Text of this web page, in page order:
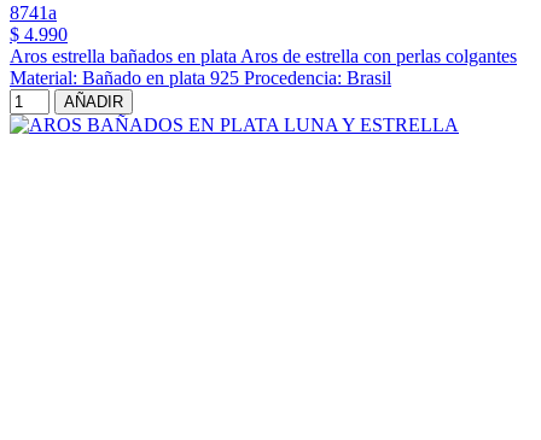
8741a
$ 4.990
Aros estrella bañados en plata Aros de estrella con perlas colgantes
Material: Bañado en plata 925 Procedencia: Brasil
AÑADIR